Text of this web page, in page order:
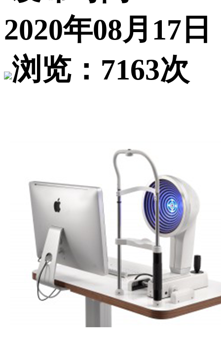
2020年08月17日
浏览：7163次